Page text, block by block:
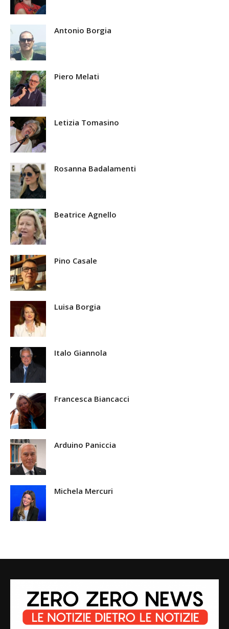
Antonio Borgia
Piero Melati
Letizia Tomasino
Rosanna Badalamenti
Beatrice Agnello
Pino Casale
Luisa Borgia
Italo Giannola
Francesca Biancacci
Arduino Paniccia
Michela Mercuri